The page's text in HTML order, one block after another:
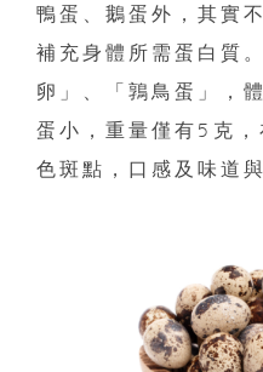
鴨蛋、鵝蛋外，其實
補充身體所需蛋白質
卵」、「鶉鳥蛋」，
蛋小，重量僅有5克
色斑點，口感及味道